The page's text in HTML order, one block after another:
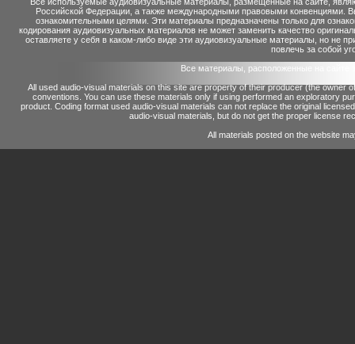
Российской Федерации, а также международными правовыми конвенциями.
ознакомительными целями. Эти материалы предназначены только для
кодирования аудиовизуальных материалов не может заменить качество
оставляете у себя в каком-либо виде эти аудиовизуальные материалы, но не
повлечь за собой
Все материалы, расположенные на сайте
All used audio-visual materials on this site are property of their producer (the owner
conventions. You can use these materials only if using performed an exploratory
product. Coding format used audio-visual materials can not replace the original
audio-visual materials, but do not get the proper license
All materials posted on the website